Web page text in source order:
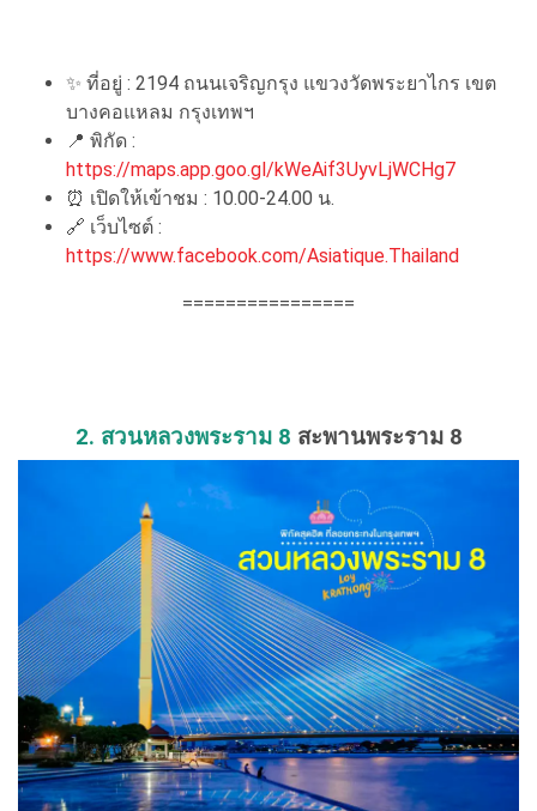
✨ ที่อยู่ : 2194 ถนนเจริญกรุง แขวงวัดพระยาไกร เขต
บางคอแหลม กรุงเทพฯ
📍 พิกัด :
https://maps.app.goo.gl/kWeAif3UyvLjWCHg7
⏰ เปิดให้เข้าชม : 10.00-24.00 น.
🔗 เว็บไซต์ :
https://www.facebook.com/Asiatique.Thailand
================
2. สวนหลวงพระราม 8 สะพานพระราม 8